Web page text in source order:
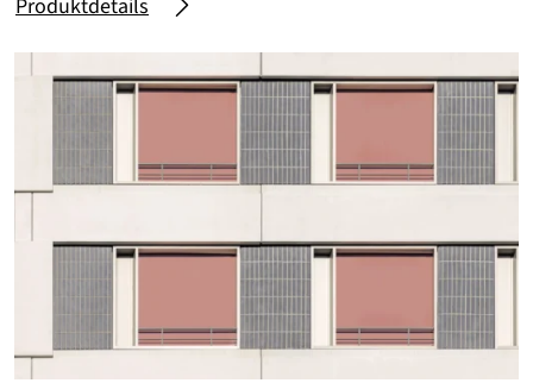
Produktdetails